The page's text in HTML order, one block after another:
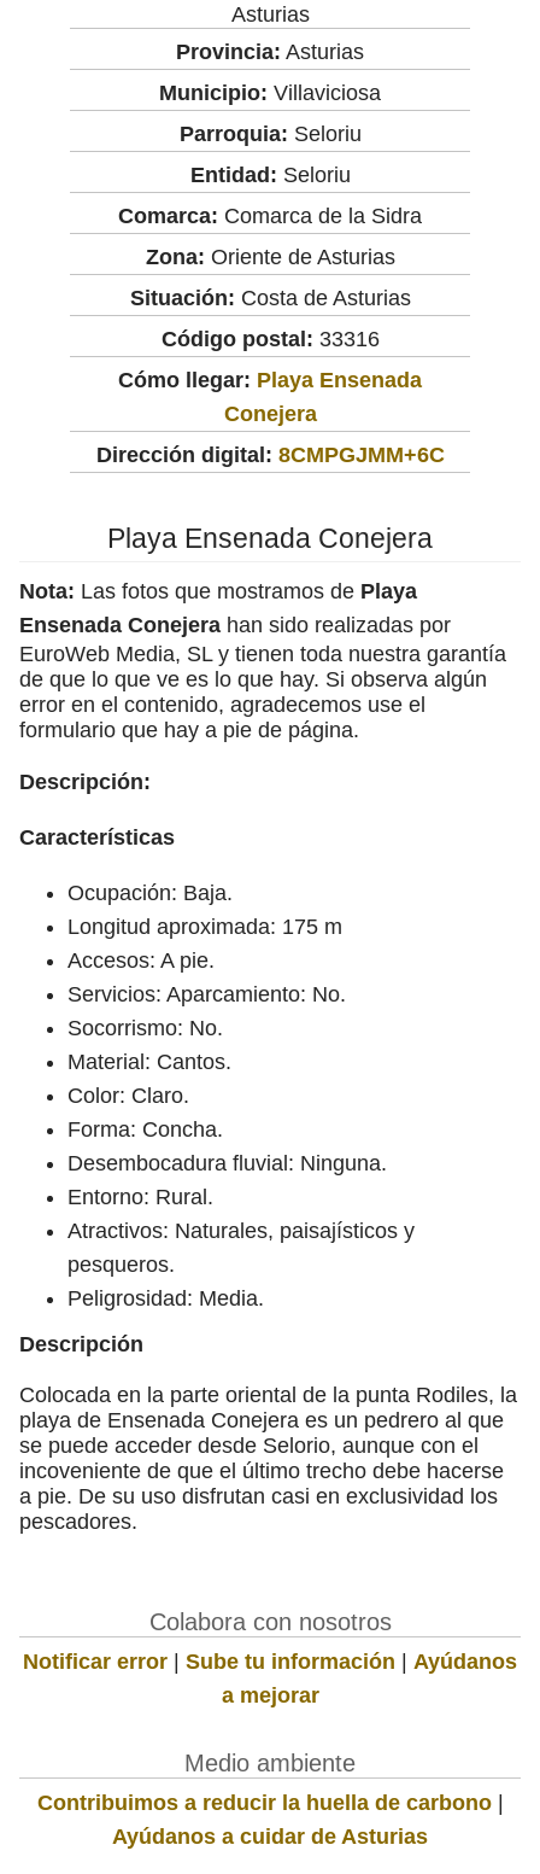
Asturias
Provincia: Asturias
Municipio: Villaviciosa
Parroquia: Seloriu
Entidad: Seloriu
Comarca: Comarca de la Sidra
Zona: Oriente de Asturias
Situación: Costa de Asturias
Código postal: 33316
Cómo llegar: Playa Ensenada
Conejera
Dirección digital: 8CMPGJMM+6C
Playa Ensenada Conejera
Nota: Las fotos que mostramos de Playa
Ensenada Conejera han sido realizadas por
EuroWeb Media, SL y tienen toda nuestra garantía
de que lo que ve es lo que hay. Si observa algún
error en el contenido, agradecemos use el
formulario que hay a pie de página.
Descripción:
Características
Ocupación: Baja.
Longitud aproximada: 175 m
Accesos: A pie.
Servicios: Aparcamiento: No.
Socorrismo: No.
Material: Cantos.
Color: Claro.
Forma: Concha.
Desembocadura fluvial: Ninguna.
Entorno: Rural.
Atractivos: Naturales, paisajísticos y
pesqueros.
Peligrosidad: Media.
Descripción
Colocada en la parte oriental de la punta Rodiles, la
playa de Ensenada Conejera es un pedrero al que
se puede acceder desde Selorio, aunque con el
incoveniente de que el último trecho debe hacerse
a pie. De su uso disfrutan casi en exclusividad los
pescadores.
Colabora con nosotros
Notificar error | Sube tu información | Ayúdanos
a mejorar
Medio ambiente
Contribuimos a reducir la huella de carbono|
Ayúdanos a cuidar de Asturias